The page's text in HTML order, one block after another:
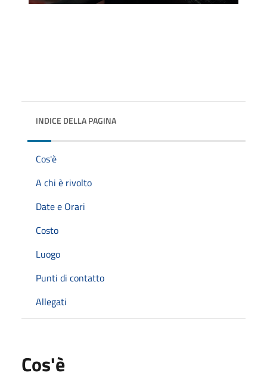
INDICE DELLA PAGINA
Cos'è
A chi è rivolto
Date e Orari
Costo
Luogo
Punti di contatto
Allegati
Cos'è